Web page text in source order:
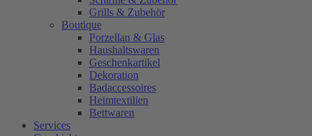
Grills & Zubehör
Boutique
Porzellan & Glas
Haushaltswaren
Geschenkartikel
Dekoration
Badaccessoires
Heimtextilien
Bettwaren
Services